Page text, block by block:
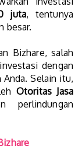
juta, tentunya
besar.
Bizhare, salah
dengan
Anda. Selain itu,
Otoritas Jasa
perlindungan